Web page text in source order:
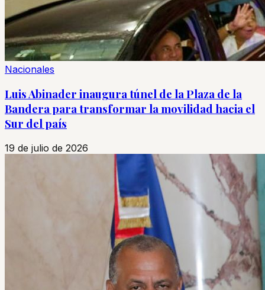
Nacionales
Luis Abinader inaugura túnel de la Plaza de la
Bandera para transformar la movilidad hacia el
Sur del país
19 de julio de 2026